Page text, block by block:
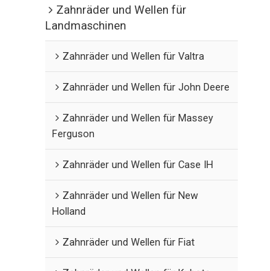
Zahnräder und Wellen für
Landmaschinen
Zahnräder und Wellen für Valtra
Zahnräder und Wellen für John Deere
Zahnräder und Wellen für Massey
Ferguson
Zahnräder und Wellen für Case IH
Zahnräder und Wellen für New
Holland
Zahnräder und Wellen für Fiat